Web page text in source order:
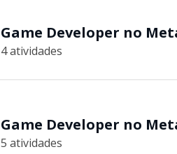
Game Developer no
4 atividades
Game Developer no
5 atividades